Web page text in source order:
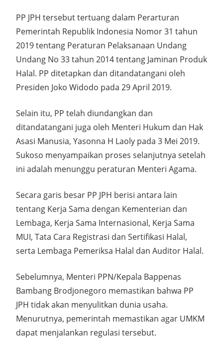
PP JPH tersebut tertuang dalam Perarturan
Pemerintah Republik Indonesia Nomor 31 tahun
2019 tentang Peraturan Pelaksanaan Undang
Undang No 33 tahun 2014 tentang Jaminan Produk
Halal. PP ditetapkan dan ditandatangani oleh
Presiden Joko Widodo pada 29 April 2019.
Selain itu, PP telah diundangkan dan
ditandatangani juga oleh Menteri Hukum dan Hak
Asasi Manusia, Yasonna H Laoly pada 3 Mei 2019.
Sukoso menyampaikan proses selanjutnya setelah
ini adalah menunggu peraturan Menteri Agama.
Secara garis besar PP JPH berisi antara lain
tentang Kerja Sama dengan Kementerian dan
Lembaga, Kerja Sama Internasional, Kerja Sama
MUI, Tata Cara Registrasi dan Sertifikasi Halal,
serta Lembaga Pemeriksa Halal dan Auditor Halal.
Sebelumnya, Menteri PPN/Kepala Bappenas
Bambang Brodjonegoro memastikan bahwa PP
JPH tidak akan menyulitkan dunia usaha.
Menurutnya, pemerintah memastikan agar UMKM
dapat menjalankan regulasi tersebut.